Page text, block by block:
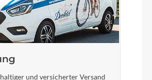
und versicherter Versand